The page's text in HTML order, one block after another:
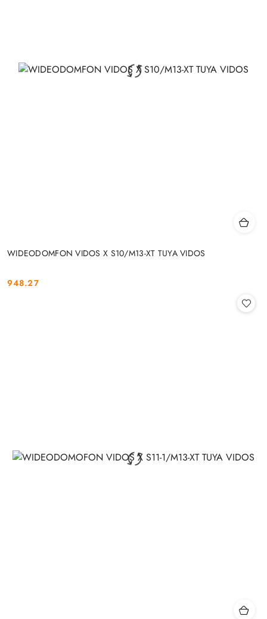
WIDEODOMFON VIDOS X S10/M13-XT TUYA VIDOS
Cena:
948.27